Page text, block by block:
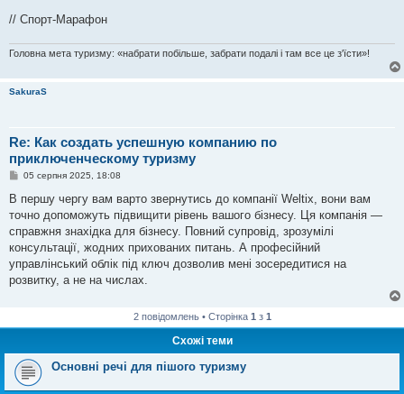
// Спорт-Марафон
Головна мета туризму: «набрати побільше, забрати подалі і там все це з'їсти»!
SakuraS
Re: Как создать успешную компанию по
приключенческому туризму
П
в
д
о
м
л
е
н
н
05 серпня 2025, 18:08
В першу чергу вам варто звернутись до компанії Weltix, вони вам
точно допоможуть підвищити рівень вашого бізнесу. Ця компанія —
справжня знахідка для бізнесу. Повний супровід, зрозумілі
консультації, жодних прихованих питань. А професійний
управлінський облік під ключ дозволив мені зосередитися на
розвитку, а не на числах.
2 повідомлень • Сторінка 1 з 1
Схожі теми
Основні речі для пішого туризму